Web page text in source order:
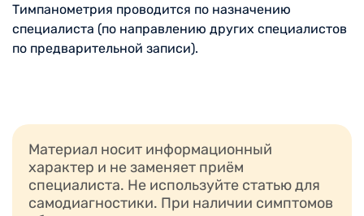
Тимпанометрия проводится по назначению
специалиста (по направлению других специалистов
по предварительной записи).
Материал носит информационный
характер и не заменяет приём
специалиста. Не используйте статью для
самодиагностики. При наличии симптомов